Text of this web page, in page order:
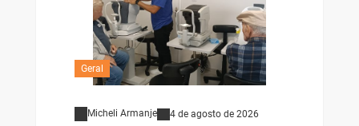
Geral
Micheli Armanje 4 de agosto de 2026